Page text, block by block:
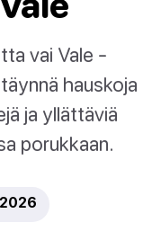
vai Vale -
hauskoja
ja yllättäviä
porukkaan.